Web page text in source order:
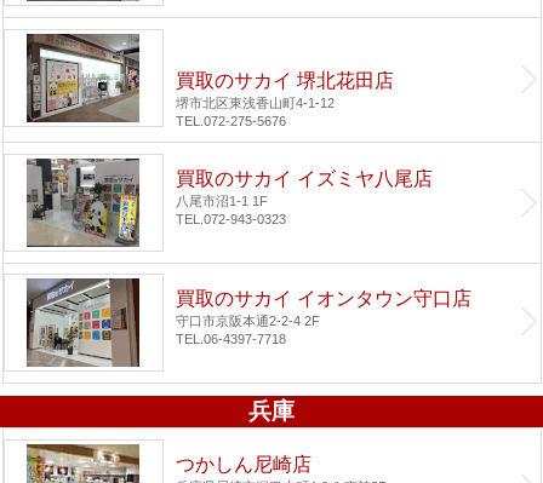
買取のサカイ 堺北花田店
堺市北区東浅香山町4-1-12
TEL.072-275-5676
買取のサカイ イズミヤ八尾店
八尾市沼1-1 1F
TEL.072-943-0323
買取のサカイ イオンタウン守口店
守口市京阪本通2-2-4 2F
TEL.06-4397-7718
兵庫
つかしん尼崎店